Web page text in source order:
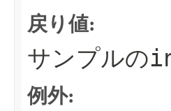
戻り値:
サンプルの
例外: